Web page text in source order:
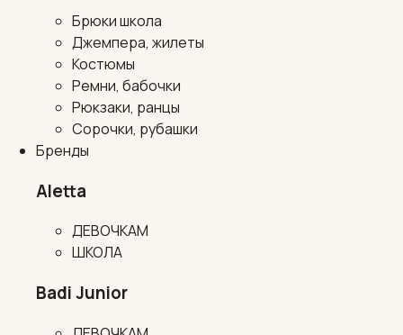
Брюки школа
Джемпера, жилеты
Костюмы
Ремни, бабочки
Рюкзаки, ранцы
Сорочки, рубашки
Бренды
Aletta
ДЕВОЧКАМ
ШКОЛА
Badi Junior